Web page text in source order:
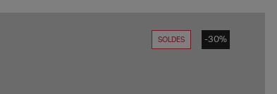
SOLDES -30%